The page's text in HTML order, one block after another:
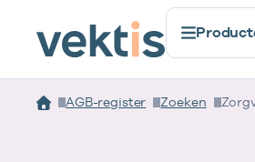
AGB-register Zoeken